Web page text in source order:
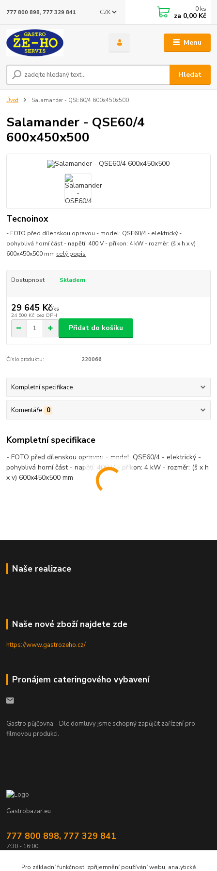
Menu
CZK
Hledat
777 800 898, 777 329 841 0 ks
za 0,00 Kč
Úvod Salamander - QSE60/4 600x450x500
Salamander - QSE60/4
600x450x500
Tecnoinox
- FOTO před dílenskou opravou - model: QSE60/4 - elektrický -
pohyblivá horní část - napětí: 400 V - příkon: 4 kW - rozměr: (š x h x v)
600x450x500 mm celý popis
Dostupnost Skladem
29 645 Kč/ks
24 500 Kč bez DPH
Přidat do košíku
Číslo produktu: 220066
Kompletní specifikace
Komentáře 0
Kompletní specifikace
- FOTO před dílenskou opravou - model: QSE60/4 - elektrický -
pohyblivá horní část - napětí: 400 V - příkon: 4 kW - rozměr: (š x h
x v) 600x450x500 mm
Naše realizace
Naše nové zboží najdete zde
https://www.gastrozeho.cz/
Pronájem cateringového vybavení
Gastro půjčovna - Dle domluvy jsme schopný zapůjčit zařízení pro
filmovou produkci.
Gastrobazar.eu
777 800 898, 777 329 841
7:30 - 16:00
gastrozeho@gastrozeho.cz
Pro základní funkčnost, zpříjemnění používání webu, analytické